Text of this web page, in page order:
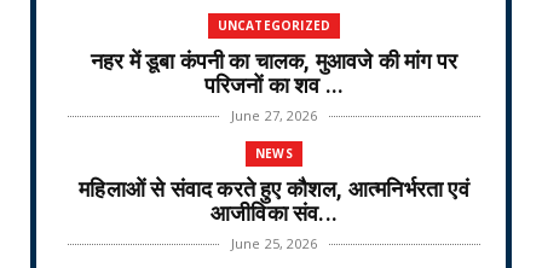
UNCATEGORIZED
नहर में डूबा कंपनी का चालक, मुआवजे की मांग पर
परिजनों का शव ...
June 27, 2026
NEWS
महिलाओं से संवाद करते हुए कौशल, आत्मनिर्भरता एवं
आजीविका संव...
June 25, 2026